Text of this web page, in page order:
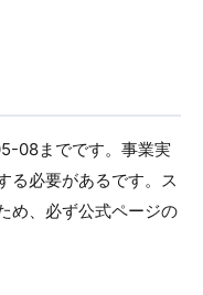
08までです。事業実
る必要があるです。ス
め、必ず公式ページの